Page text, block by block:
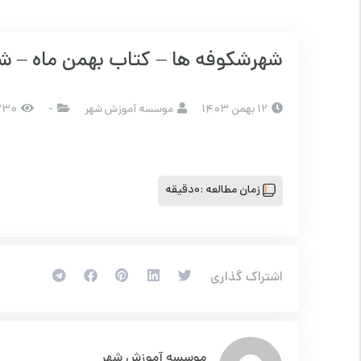
شهرشکوفه ها – کتاب بهمن ماه –
12 بهمن 1403 موسسه آموزش شهر -
230
زمان مطالعه :0دقیقه
اشتراک گذاری